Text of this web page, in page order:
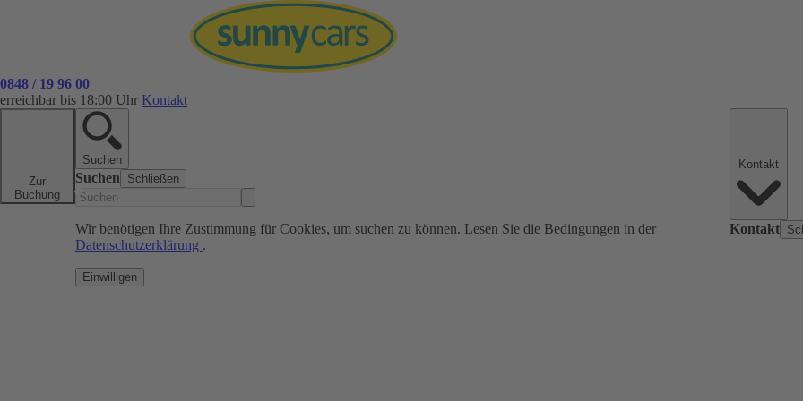
0848 / 19 96 00
erreichbar bis 18:00 Uhr Kontakt
Zur
Buchung
Suchen
Suchen Schließen
Wir benötigen Ihre Zustimmung für Cookies, um suchen zu können. Lesen Sie die Bedingungen in der
Datenschutzerklärung .
Einwilligen
Kontakt